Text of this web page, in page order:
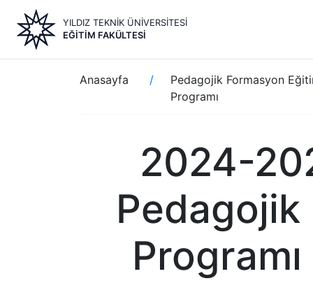
içeriğe
YILDIZ TEKNİK ÜNİVERSİTESİ
EĞITIM FAKÜLTESI
Sayfa
yolu
Anasayfa
Pedagojik Formasyon
Programı
2024-